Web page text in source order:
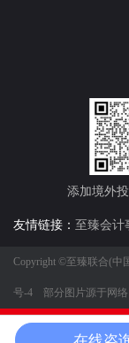
添加境外
友情链接： 至臻会计
Copyright ©至臻联合(中
号-4 部分图片源于网络
